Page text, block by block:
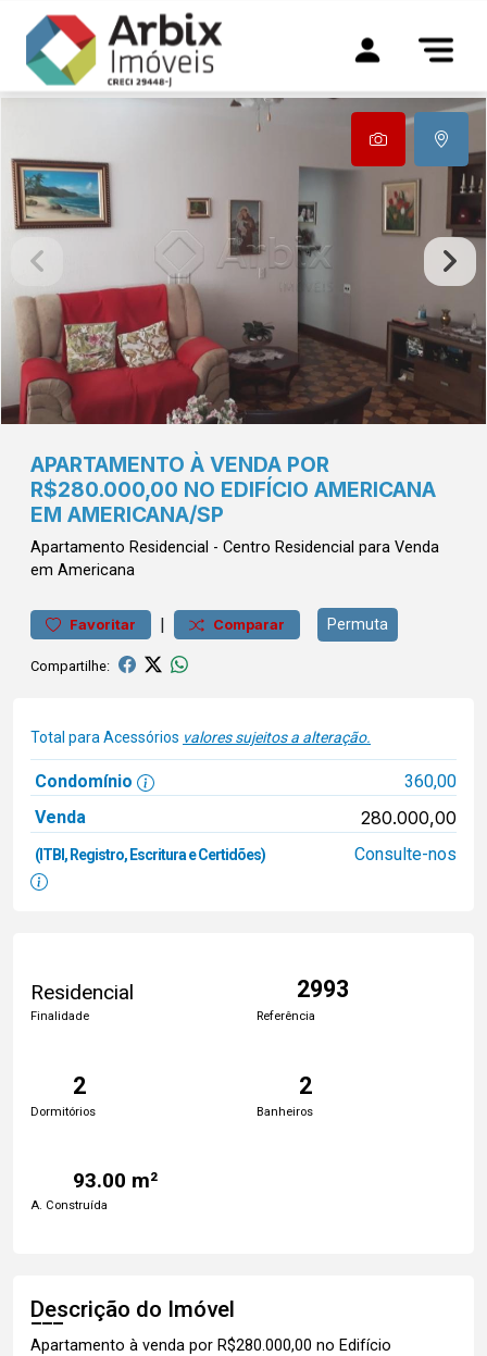
APARTAMENTO À VENDA POR
R$280.000,00 NO EDIFÍCIO AMERICANA
EM AMERICANA/SP
Apartamento Residencial - Centro Residencial para Venda
em Americana
Favoritar | Comparar Permuta
Compartilhe:
Total para Acessórios valores sujeitos a alteração.
Condomínio
360,00
Venda
280.000,00
(ITBI, Registro, Escritura e Certidões) Consulte-nos
Residencial
Finalidade
2993
Referência
2
Dormitórios
2
Banheiros
93.00 m²
A. Construída
Descrição do Imóvel
Apartamento à venda por R$280.000,00 no Edifício